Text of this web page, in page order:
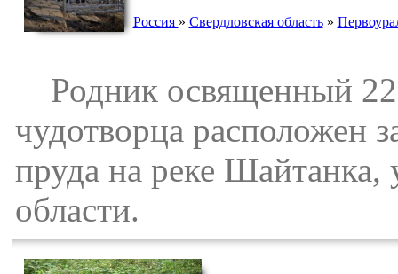
Россия » Свердловская область»
Родник освященный
чудотворца расположен
пруда на реке Шайтанка,
области.